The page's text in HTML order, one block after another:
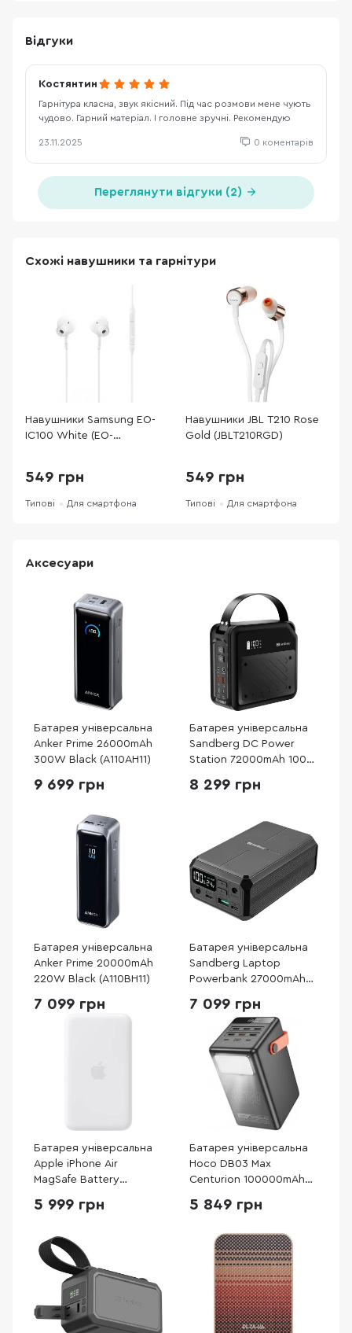
Відгуки
Костянтин
Гарнітура класна, звук якісний. Під час розмови мене чують
чудово. Гарний матеріал. І головне зручні. Рекомендую
23.11.2025 0 коментарів
Переглянути відгуки (2)
Схожі навушники та гарнітури
Навушники Samsung EO-
IC100 White (EO-
549 грн
Типові Для смартфона
Навушники JBL T210 Rose
Gold (JBLT210RGD)
549 грн
Типові Для смартфона
Аксесуари
Батарея універсальна
Anker Prime 26000mAh
300W Black (A110AH11)
9 699 грн
Батарея універсальна
Sandberg DC Power
Station 72000mAh 100W
8 299 грн
Батарея універсальна
Anker Prime 20000mAh
220W Black (A110BH11)
7 099 грн
Батарея універсальна
Sandberg Laptop
Powerbank 27000mAh
7 099 грн
Батарея універсальна
Apple iPhone Air
MagSafe Battery
5 999 грн
Батарея універсальна
Hoco DB03 Max
Centurion 100000mAh
(6942007635981)
5 849 грн